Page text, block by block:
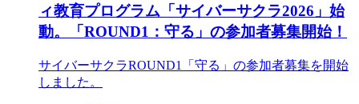
ィ教育プログラム「サイバーサクラ2026」始
動。「ROUND1：守る」の参加者募集開始！
サイバーサクラROUND1「守る」の参加者募集を開始
しました。